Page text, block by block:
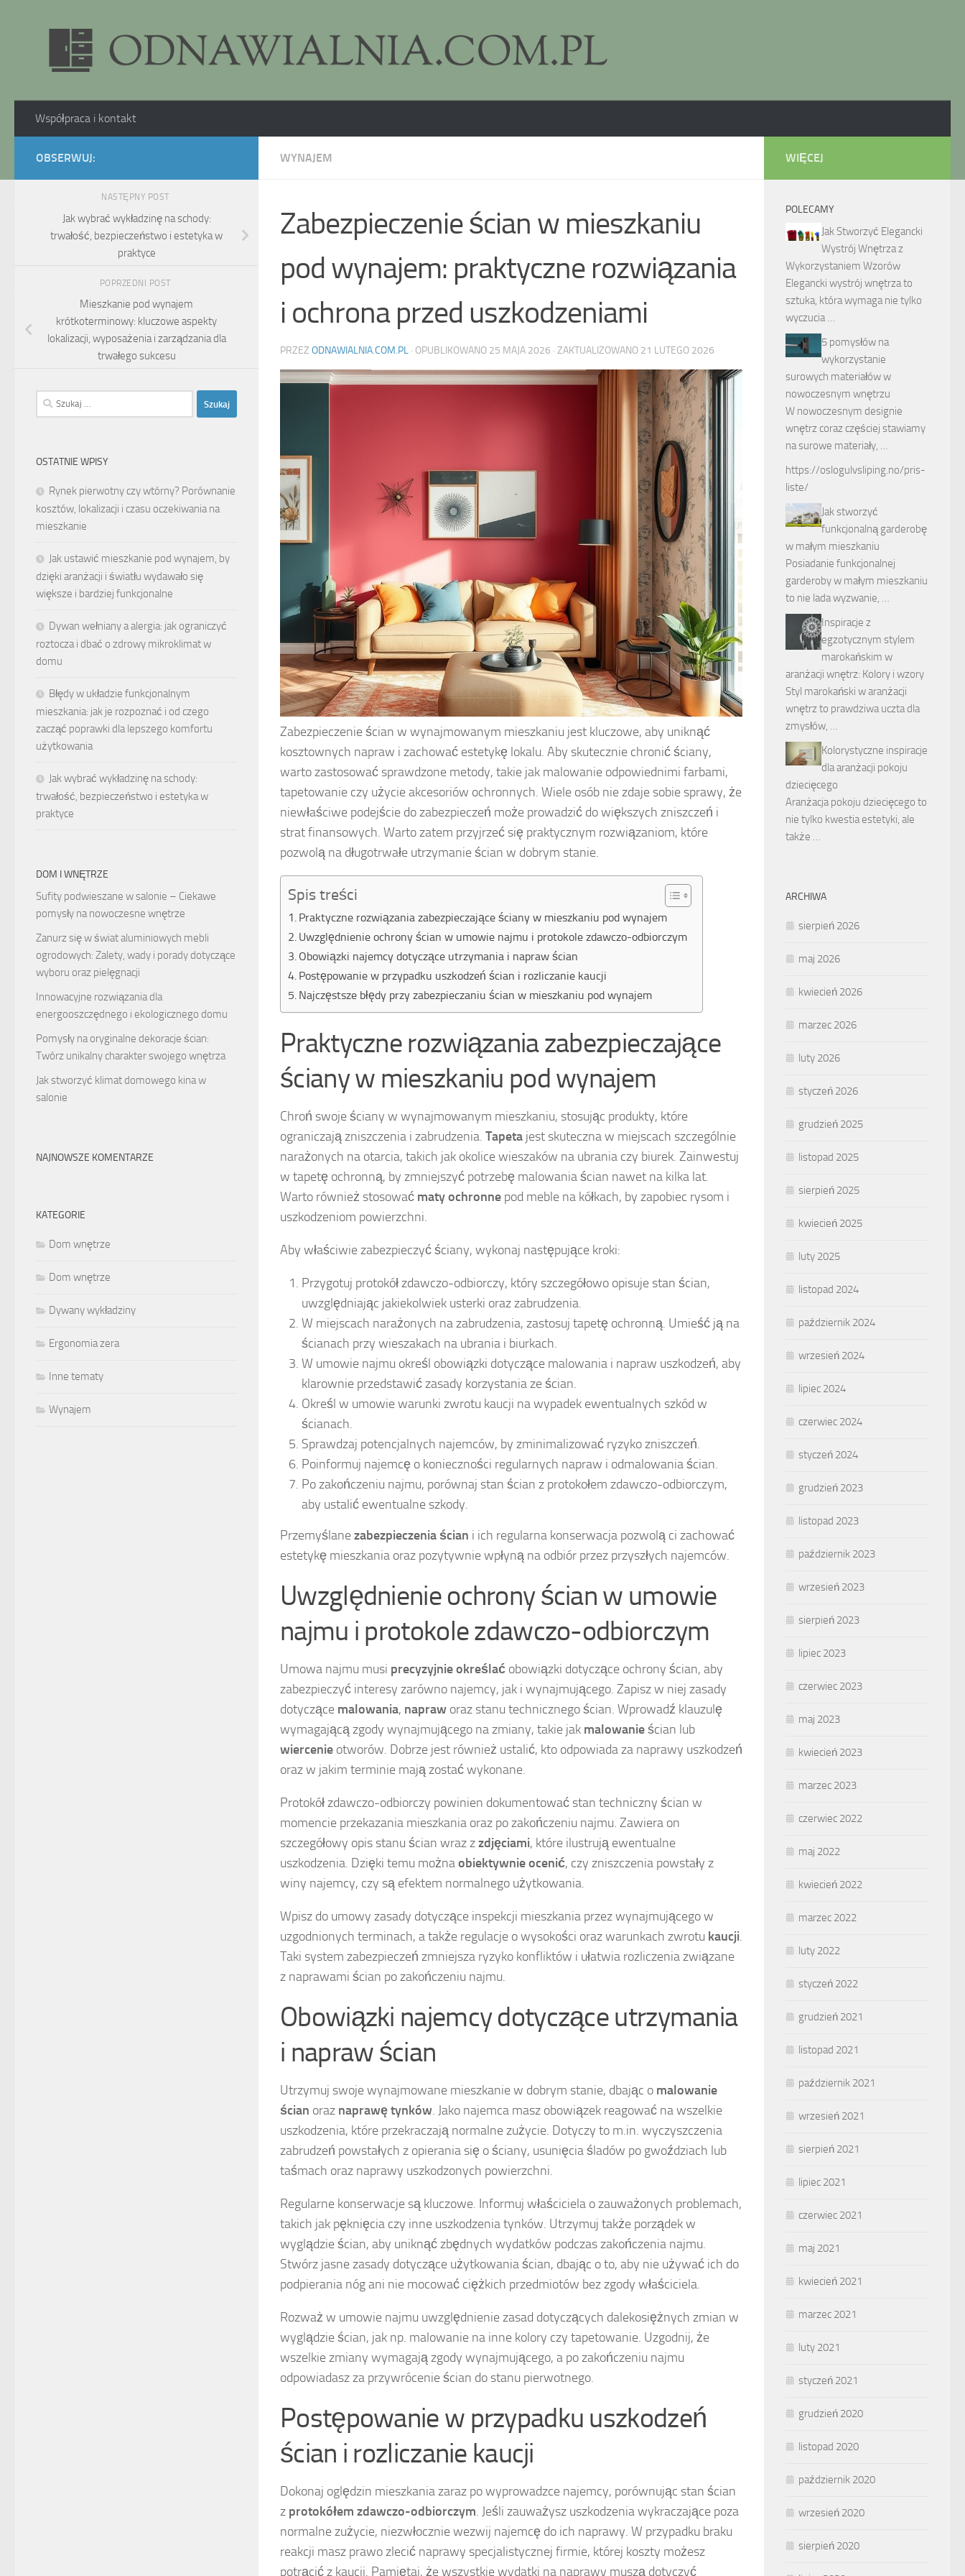
Współpraca i kontakt
WYNAJEM
Zabezpieczenie ścian w mieszkaniu
pod wynajem: praktyczne rozwiązania
i ochrona przed uszkodzeniami
PRZEZ ODNAWIALNIA.COM.PL · OPUBLIKOWANO 25 MAJA 2026 · ZAKTUALIZOWANO 21 LUTEGO 2026
Zabezpieczenie ścian w wynajmowanym mieszkaniu jest kluczowe, aby uniknąć
kosztownych napraw i zachować estetykę lokalu. Aby skutecznie chronić ściany,
warto zastosować sprawdzone metody, takie jak malowanie odpowiednimi farbami,
tapetowanie czy użycie akcesoriów ochronnych. Wiele osób nie zdaje sobie sprawy, że
niewłaściwe podejście do zabezpieczeń może prowadzić do większych zniszczeń i
strat finansowych. Warto zatem przyjrzeć się praktycznym rozwiązaniom, które
pozwolą na długotrwałe utrzymanie ścian w dobrym stanie.
Spis treści
Praktyczne rozwiązania zabezpieczające ściany w mieszkaniu pod wynajem
Uwzględnienie ochrony ścian w umowie najmu i protokole zdawczo-odbiorczym
Obowiązki najemcy dotyczące utrzymania i napraw ścian
Postępowanie w przypadku uszkodzeń ścian i rozliczanie kaucji
Najczęstsze błędy przy zabezpieczaniu ścian w mieszkaniu pod wynajem
Praktyczne rozwiązania zabezpieczające
ściany w mieszkaniu pod wynajem
Chroń swoje ściany w wynajmowanym mieszkaniu, stosując produkty, które
ograniczają zniszczenia i zabrudzenia. Tapeta jest skuteczna w miejscach szczególnie
narażonych na otarcia, takich jak okolice wieszaków na ubrania czy biurek. Zainwestuj
w tapetę ochronną, by zmniejszyć potrzebę malowania ścian nawet na kilka lat.
Warto również stosować maty ochronne pod meble na kółkach, by zapobiec rysom i
uszkodzeniom powierzchni.
Aby właściwie zabezpieczyć ściany, wykonaj następujące kroki:
Przygotuj protokół zdawczo-odbiorczy, który szczegółowo opisuje stan ścian,
uwzględniając jakiekolwiek usterki oraz zabrudzenia.
W miejscach narażonych na zabrudzenia, zastosuj tapetę ochronną. Umieść ją na
ścianach przy wieszakach na ubrania i biurkach.
W umowie najmu określ obowiązki dotyczące malowania i napraw uszkodzeń, aby
klarownie przedstawić zasady korzystania ze ścian.
Określ w umowie warunki zwrotu kaucji na wypadek ewentualnych szkód w
ścianach.
Sprawdzaj potencjalnych najemców, by zminimalizować ryzyko zniszczeń.
Poinformuj najemcę o konieczności regularnych napraw i odmalowania ścian.
Po zakończeniu najmu, porównaj stan ścian z protokołem zdawczo-odbiorczym,
aby ustalić ewentualne szkody.
Przemyślanezabezpieczenia ścian i ich regularna konserwacja pozwolą ci zachować
estetykę mieszkania oraz pozytywnie wpłyną na odbiór przez przyszłych najemców.
Uwzględnienie ochrony ścian w umowie
najmu i protokole zdawczo-odbiorczym
Umowa najmu musi precyzyjnie określać obowiązki dotyczące ochrony ścian, aby
zabezpieczyć interesy zarówno najemcy, jak i wynajmującego. Zapisz w niej zasady
dotyczące malowania, napraw oraz stanu technicznego ścian. Wprowadź klauzulę
wymagającą zgody wynajmującego na zmiany, takie jak malowanieścian lub
wiercenie otworów. Dobrze jest również ustalić, kto odpowiada za naprawy uszkodzeń
oraz w jakim terminie mają zostać wykonane.
Protokół zdawczo-odbiorczy powinien dokumentować stan techniczny ścian w
momencie przekazania mieszkania oraz po zakończeniu najmu. Zawiera on
szczegółowy opis stanu ścian wraz zzdjęciami, które ilustrują ewentualne
uszkodzenia. Dzięki temu możnaobiektywnie ocenić, czy zniszczenia powstały z
winy najemcy, czy są efektem normalnego użytkowania.
Wpisz do umowy zasady dotyczące inspekcji mieszkania przez wynajmującego w
uzgodnionych terminach, a także regulacje o wysokości oraz warunkach zwrotu kaucji.
Taki system zabezpieczeń zmniejsza ryzyko konfliktów i ułatwia rozliczenia związane
z naprawami ścian po zakończeniu najmu.
Obowiązki najemcy dotyczące utrzymania
i napraw ścian
Utrzymuj swoje wynajmowane mieszkanie w dobrym stanie, dbając o malowanie
ścian oraz naprawę tynków. Jako najemca masz obowiązek reagować na wszelkie
uszkodzenia, które przekraczają normalne zużycie. Dotyczy to m.in. wyczyszczenia
zabrudzeń powstałych z opierania się o ściany, usunięcia śladów po gwoździach lub
taśmach oraz naprawy uszkodzonych powierzchni.
Regularne konserwacje są kluczowe. Informuj właściciela o zauważonych problemach,
takich jak pęknięcia czy inne uszkodzenia tynków. Utrzymuj także porządek w
wyglądzie ścian, aby uniknąć zbędnych wydatków podczas zakończenia najmu.
Stwórz jasne zasady dotyczące użytkowania ścian, dbając o to, aby nie używać ich do
podpierania nóg ani nie mocować ciężkich przedmiotów bez zgody właściciela.
Rozważ w umowie najmu uwzględnienie zasad dotyczących dalekosiężnych zmian w
wyglądzie ścian, jak np. malowanie na inne kolory czy tapetowanie. Uzgodnij, że
wszelkie zmiany wymagają zgody wynajmującego, a po zakończeniu najmu
odpowiadasz za przywrócenie ścian do stanu pierwotnego.
Postępowanie w przypadku uszkodzeń
ścian i rozliczanie kaucji
Dokonaj oględzin mieszkania zaraz po wyprowadzce najemcy, porównując stan ścian
z protokółem zdawczo-odbiorczym. Jeśli zauważysz uszkodzenia wykraczające poza
normalne zużycie, niezwłocznie wezwij najemcę do ich naprawy. W przypadku braku
reakcji masz prawo zlecić naprawy specjalistycznej firmie, której koszty możesz
potrącić z kaucji. Pamiętaj, że wszystkie wydatki na naprawy muszą dotyczyć
OBSERWUJ:
NASTĘPNY POST
Jak wybrać wykładzinę na schody:
trwałość, bezpieczeństwo i estetyka w
praktyce
POPRZEDNI POST
Mieszkanie pod wynajem
krótkoterminowy: kluczowe aspekty
lokalizacji, wyposażenia i zarządzania dla
trwałego sukcesu
Szukaj:
OSTATNIE WPISY
Rynek pierwotny czy wtórny? Porównanie
kosztów, lokalizacji i czasu oczekiwania na
mieszkanie
Jak ustawić mieszkanie pod wynajem, by
dzięki aranżacji i światłu wydawało się
większe i bardziej funkcjonalne
Dywan wełniany a alergia: jak ograniczyć
roztocza i dbać o zdrowy mikroklimat w
domu
Błędy w układzie funkcjonalnym
mieszkania: jak je rozpoznać i od czego
zacząć poprawki dla lepszego komfortu
użytkowania
Jak wybrać wykładzinę na schody:
trwałość, bezpieczeństwo i estetyka w
praktyce
DOM I WNĘTRZE
Sufity podwieszane w salonie – Ciekawe
pomysły na nowoczesne wnętrze
Zanurz się w świat aluminiowych mebli
ogrodowych: Zalety, wady i porady dotyczące
wyboru oraz pielęgnacji
Innowacyjne rozwiązania dla
energooszczędnego i ekologicznego domu
Pomysły na oryginalne dekoracje ścian:
Twórz unikalny charakter swojego wnętrza
Jak stworzyć klimat domowego kina w
salonie
NAJNOWSZE KOMENTARZE
KATEGORIE
Dom wnętrze
Dom wnętrze
Dywany wykładziny
Ergonomia zera
Inne tematy
Wynajem
WIĘCEJ
POLECAMY
Jak Stworzyć Elegancki
Wystrój Wnętrza z
Wykorzystaniem Wzorów
Elegancki wystrój wnętrza to
sztuka, która wymaga nie tylko
wyczucia …
5 pomysłów na
wykorzystanie
surowych materiałów w
nowoczesnym wnętrzu
W nowoczesnym designie
wnętrz coraz częściej stawiamy
na surowe materiały, …
https://oslogulvsliping.no/pris-
liste/
Jak stworzyć
funkcjonalną garderobę
w małym mieszkaniu
Posiadanie funkcjonalnej
garderoby w małym mieszkaniu
to nie lada wyzwanie, …
Inspiracje z
egzotycznym stylem
marokańskim w
aranżacji wnętrz: Kolory i wzory
Styl marokański w aranżacji
wnętrz to prawdziwa uczta dla
zmysłów, …
Kolorystyczne inspiracje
dla aranżacji pokoju
dziecięcego
Aranżacja pokoju dziecięcego to
nie tylko kwestia estetyki, ale
także …
ARCHIWA
sierpień 2026
maj 2026
kwiecień 2026
marzec 2026
luty 2026
styczeń 2026
grudzień 2025
listopad 2025
sierpień 2025
kwiecień 2025
luty 2025
listopad 2024
październik 2024
wrzesień 2024
lipiec 2024
czerwiec 2024
styczeń 2024
grudzień 2023
listopad 2023
październik 2023
wrzesień 2023
sierpień 2023
lipiec 2023
czerwiec 2023
maj 2023
kwiecień 2023
marzec 2023
czerwiec 2022
maj 2022
kwiecień 2022
marzec 2022
luty 2022
styczeń 2022
grudzień 2021
listopad 2021
październik 2021
wrzesień 2021
sierpień 2021
lipiec 2021
czerwiec 2021
maj 2021
kwiecień 2021
marzec 2021
luty 2021
styczeń 2021
grudzień 2020
listopad 2020
październik 2020
wrzesień 2020
sierpień 2020